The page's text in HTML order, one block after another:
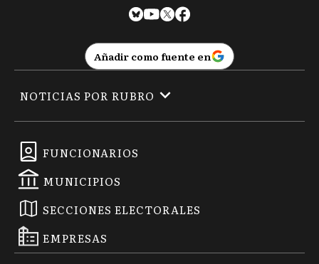
Añadir como fuente en
FUNCIONARIOS
MUNICIPIOS
SECCIONES ELECTORALES
EMPRESAS
NOTICIAS POR RUBRO